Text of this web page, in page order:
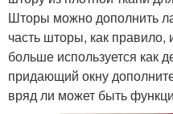
Шторы можно дополнить
часть шторы, как правило,
больше используется как
придающий окну
вряд ли может быть